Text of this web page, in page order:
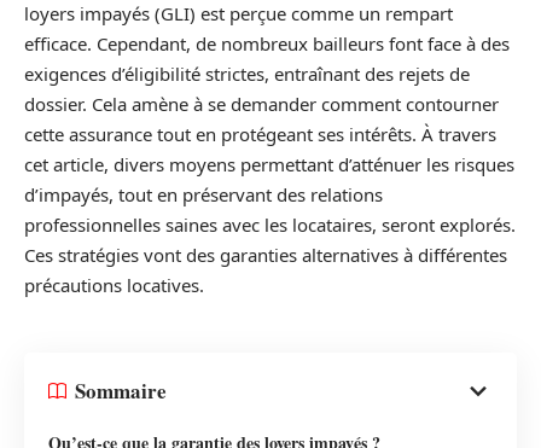
loyers impayés (GLI) est perçue comme un rempart
efficace. Cependant, de nombreux bailleurs font face à des
exigences d’éligibilité strictes, entraînant des rejets de
dossier. Cela amène à se demander comment contourner
cette assurance tout en protégeant ses intérêts. À travers
cet article, divers moyens permettant d’atténuer les risques
d’impayés, tout en préservant des relations
professionnelles saines avec les locataires, seront explorés.
Ces stratégies vont des garanties alternatives à différentes
précautions locatives.
Sommaire
Qu’est-ce que la garantie des loyers impayés ?